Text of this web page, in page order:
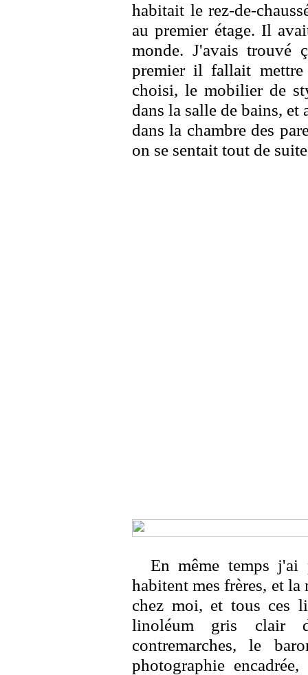
habitait le rez-de-
au premier étage. Il
monde. J'avais trouvé
premier il fallait
choisi, le mobilier de
dans la salle de bains,
dans la chambre des
on se sentait tout de
En même temps j'ai
habitent mes frères, et la
chez moi, et tous ces
linoléum gris clair
contremarches, le
photographie